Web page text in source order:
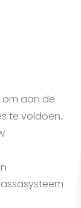
aan de
te voldoen.